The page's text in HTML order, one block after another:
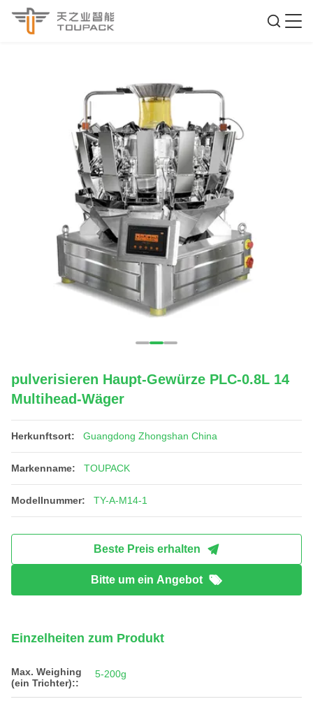
pulverisieren Haupt-Gewürze PLC-0.8L 14
Multihead-Wäger
Herkunftsort: Guangdong Zhongshan China
Markenname: TOUPACK
Modellnummer: TY-A-M14-1
Beste Preis erhalten
Bitte um ein Angebot
Einzelheiten zum Produkt
Max. Weighing
(ein Trichter)::
5-200g